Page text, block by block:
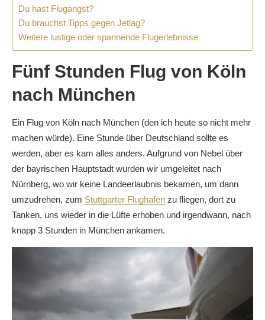
Du hast Flugangst?
Du brauchst Tipps gegen Jetlag?
Weitere lustige oder spannende Flugerlebnisse
Fünf Stunden Flug von Köln
nach München
Ein Flug von Köln nach München (den ich heute so nicht mehr
machen würde). Eine Stunde über Deutschland sollte es
werden, aber es kam alles anders. Aufgrund von Nebel über
der bayrischen Hauptstadt wurden wir umgeleitet nach
Nürnberg, wo wir keine Landeerlaubnis bekamen, um dann
umzudrehen, zum Stuttgarter Flughafen zu fliegen, dort zu
Tanken, uns wieder in die Lüfte erhoben und irgendwann, nach
knapp 3 Stunden in München ankamen.